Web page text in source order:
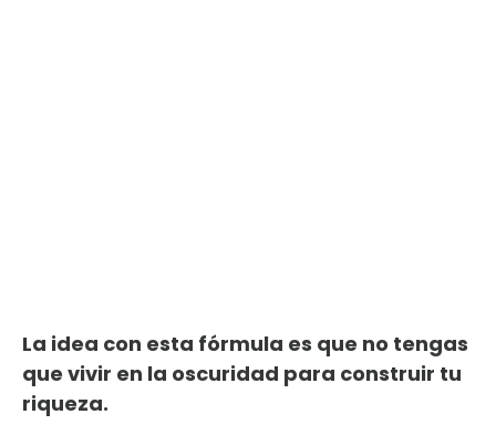
La idea con esta fórmula es que no tengas
que vivir en la oscuridad para construir tu
riqueza.